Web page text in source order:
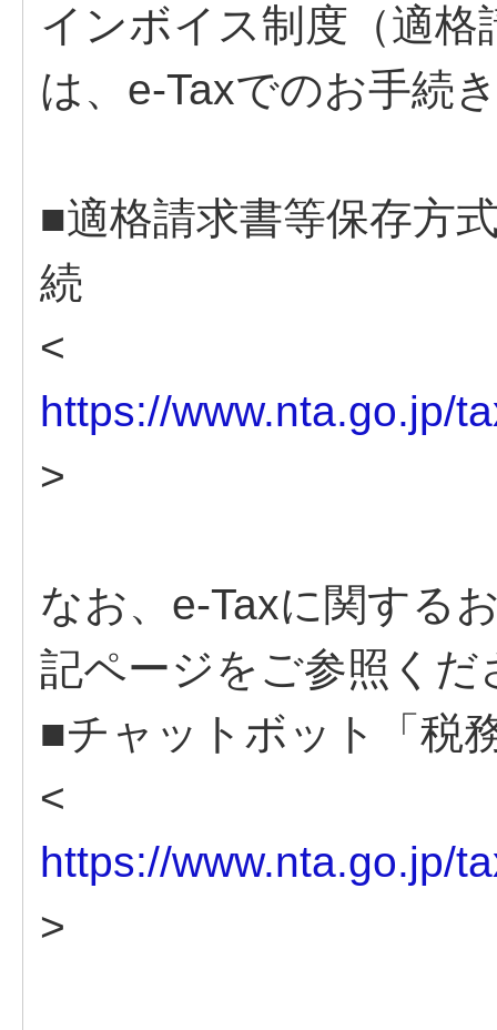
インボイス制度（適格
は、e-Taxでのお手続
■適格請求書等保存方
続
<
https://www.nta.go.jp/
>
なお、e-Taxに関する
記ページをご参照くだ
■チャットボット「税
<
https://www.nta.go.jp/
>